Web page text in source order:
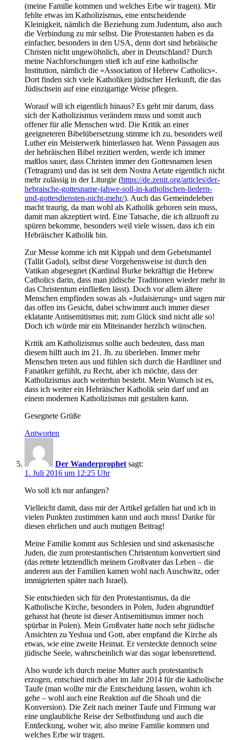
(meine Familie kommen und welches Erbe wir tragen). Mir
fehlte etwas im Katholizismus, eine entscheidende
Kleinigkeit, nämlich die Beziehung zum Judentum, also auch
die Verbindung zu mir selbst. Die Protestanten haben es da
einfacher, besonders in den USA, denn dort sind hebräische
Christen nicht ungewöhnlich, aber in Deutschland? Durch
meine Nachforschungen stieß ich auf eine katholische
Institution, nämlich die »Association of Hebrew Catholics«.
Dort finden sich viele Katholiken jüdischer Herkunft, die das
Jüdischsein auf eine einzigartige Weise pflegen.
Worauf will ich eigentlich hinaus? Es geht mir darum, dass
sich der Katholizismus verändern muss und somit auch
offener für alle Menschen wird. Die Kritik an einer
geeigneteren Bibelübersetzung stimme ich zu, besonders weil
Luther ein Meisterwerk hinterlassen hat. Wenn Passagen aus
der hebräischen Bibel rezitiert werden, werde ich immer
maßlos sauer, dass Christen immer den Gottesnamen lesen
(Tetragram) und das ist seit dem Nostra Aetate eigentlich nicht
mehr zulässig in der Liturgie (https://de.zenit.org/articles/der-
hebraische-gottesname-jahwe-soll-in-katholischen-liedern-
und-gottesdiensten-nicht-mehr/). Auch das Gemeindeleben
macht traurig, da man wohl als Katholik geboren sein muss,
damit man akzeptiert wird. Eine Tatsache, die ich allzuoft zu
spüren bekomme, besonders weil viele wissen, dass ich ein
Hebräischer Katholik bin.
Zur Messe komme ich mit Kippah und dem Gebetsmantel
(Tallit Gadol), selbst diese Vorgehensweise ist durch den
Vatikan abgesegnet (Kardinal Burke bekräftigt die Hebrew
Catholics darin, dass man jüdische Traditionen wieder mehr in
das Christentum einfließen lässt). Doch vor allem ältere
Menschen empfinden sowas als »Judaisierung« und sagen mir
das offen ins Gesicht, dabei schwimmt auch immer dieser
eklatante Antisemitismus mit; zum Glück sind nicht alle so!
Doch ich würde mir ein Miteinander herzlich wünschen.
Kritik am Katholizismus sollte auch bedeuten, dass man
diesem hilft auch im 21. Jh. zu überleben. Immer mehr
Menschen treten aus und fühlen sich durch die Hardliner und
Fanatiker gefühlt, zu Recht, aber ich möchte, dass der
Katholizismus auch weiterhin besteht. Mein Wunsch ist es,
dass ich weiter ein Hebräischer Katholik sein darf und an
einem modernen Katholizismus mit gestalten kann.
Gesegnete Grüße
Antworten
Der Wanderprophet sagt:
1. Juli 2016 um 12:25 Uhr
Wo soll ich nur anfangen?
Vielleicht damit, dass mir der Artikel gefallen hat und ich in
vielen Punkten zustimmen kann und auch muss! Danke für
diesen ehrlichen und auch mutigen Beitrag!
Meine Familie kommt aus Schlesien und sind askenasische
Juden, die zum protestantischen Christentum konvertiert sind
(das rettete letztendlich meinem Großvater das Leben – die
anderen aus der Familien kamen wohl nach Auschwitz, oder
immigrierten später nach Israel).
Sie entschieden sich für den Protestantismus, da die
Katholische Kirche, besonders in Polen, Juden abgrundtief
gehasst hat (heute ist dieser Antisemitismus immer noch
spürbar in Polen). Mein Großvater hatte noch sehr jüdische
Ansichten zu Yeshua und Gott, aber empfand die Kirche als
etwas, wie eine zweite Heimat. Er versteckte dennoch seine
jüdische Seele, wahrscheinlich war das sogar lebensrettend.
Also wurde ich durch meine Mutter auch protestantisch
erzogen, entschied mich aber im Jahr 2014 für die katholische
Taufe (man wollte mir die Entscheidung lassen, wohin ich
gehe – wohl auch eine Reaktion auf die Shoah und die
Konversion). Die Zeit nach meiner Taufe und Firmung war
eine unglaubliche Reise der Selbstfindung und auch die
Entdeckung, woher wir, also meine Familie kommen und
welches Erbe wir tragen.